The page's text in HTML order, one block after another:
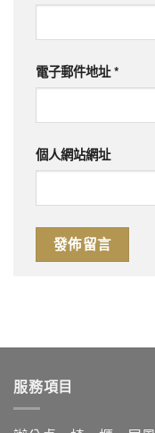
電子郵件地址*
個人網站網址
服務項目